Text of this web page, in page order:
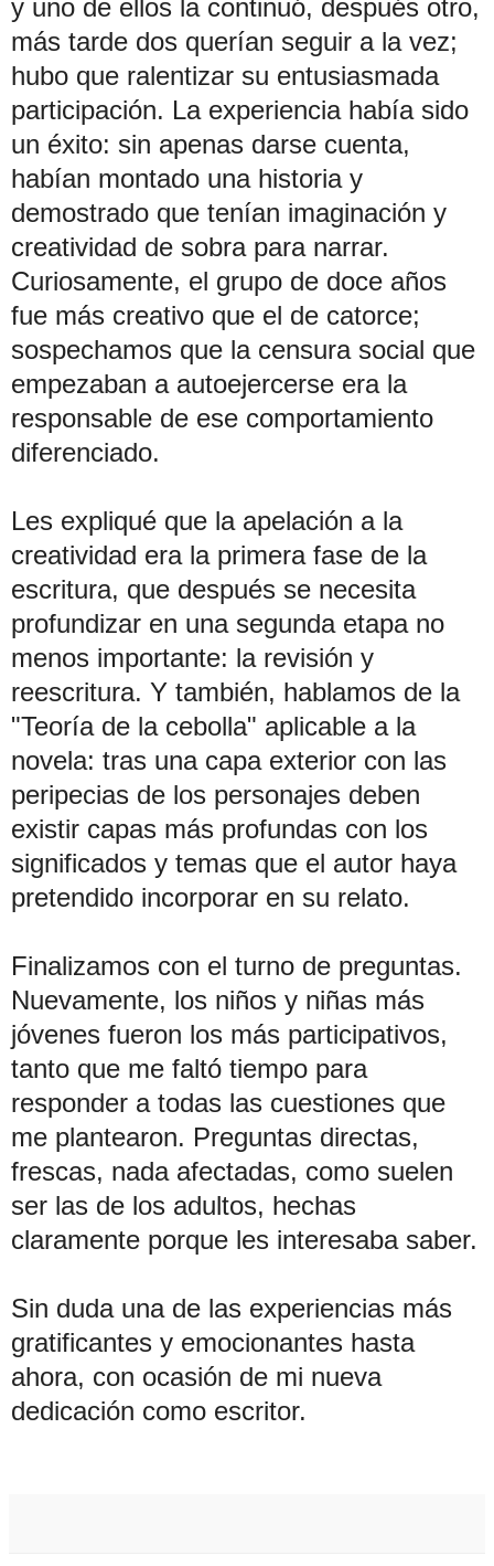
y uno de ellos la continuó, después otro,
más tarde dos querían seguir a la vez;
hubo que ralentizar su entusiasmada
participación. La experiencia había sido
un éxito: sin apenas darse cuenta,
habían montado una historia y
demostrado que tenían imaginación y
creatividad de sobra para narrar.
Curiosamente, el grupo de doce años
fue más creativo que el de catorce;
sospechamos que la censura social que
empezaban a autoejercerse era la
responsable de ese comportamiento
diferenciado.
Les expliqué que la apelación a la
creatividad era la primera fase de la
escritura, que después se necesita
profundizar en una segunda etapa no
menos importante: la revisión y
reescritura. Y también, hablamos de la
"Teoría de la cebolla" aplicable a la
novela: tras una capa exterior con las
peripecias de los personajes deben
existir capas más profundas con los
significados y temas que el autor haya
pretendido incorporar en su relato.
Finalizamos con el turno de preguntas.
Nuevamente, los niños y niñas más
jóvenes fueron los más participativos,
tanto que me faltó tiempo para
responder a todas las cuestiones que
me plantearon. Preguntas directas,
frescas, nada afectadas, como suelen
ser las de los adultos, hechas
claramente porque les interesaba saber.
Sin duda una de las experiencias más
gratificantes y emocionantes hasta
ahora, con ocasión de mi nueva
dedicación como escritor.